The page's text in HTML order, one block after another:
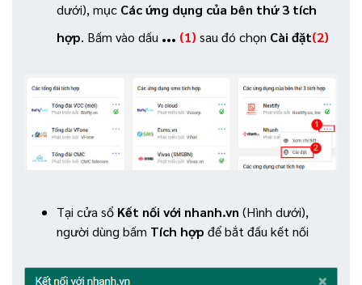
dưới), mục Các ứng dụng của bên thứ 3 tích
hợp. Bấm vào dấu … (1) sau đó chọn Cài đặt(2)
Tại cửa sổ Kết nối với nhanh.vn (Hình dưới),
người dùng bấm Tích hợp để bắt đầu kết nối